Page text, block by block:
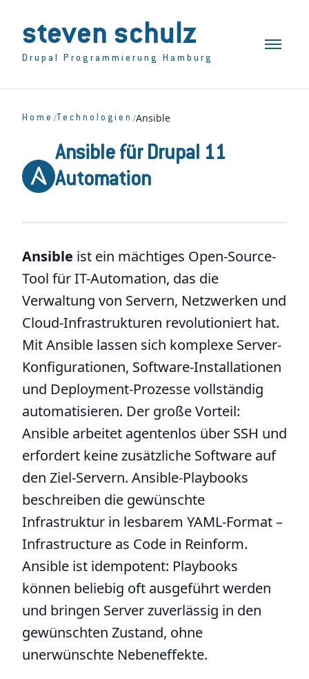
steven schulz
Drupal Programmierung Hamburg
Toggle
Home / Technologien /Ansible
Ansible für Drupal 11
Automation
Ansible ist ein mächtiges Open-Source-
Tool für IT-Automation, das die
Verwaltung von Servern, Netzwerken und
Cloud-Infrastrukturen revolutioniert hat.
Mit Ansible lassen sich komplexe Server-
Konfigurationen, Software-Installationen
und Deployment-Prozesse vollständig
automatisieren. Der große Vorteil:
Ansible arbeitet agentenlos über SSH und
erfordert keine zusätzliche Software auf
den Ziel-Servern. Ansible-Playbooks
beschreiben die gewünschte
Infrastruktur in lesbarem YAML-Format –
Infrastructure as Code in Reinform.
Ansible ist idempotent: Playbooks
können beliebig oft ausgeführt werden
und bringen Server zuverlässig in den
gewünschten Zustand, ohne
unerwünschte Nebeneffekte.